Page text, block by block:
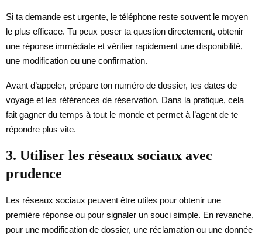
Si ta demande est urgente, le téléphone reste souvent le moyen
le plus efficace. Tu peux poser ta question directement, obtenir
une réponse immédiate et vérifier rapidement une disponibilité,
une modification ou une confirmation.
Avant d’appeler, prépare ton numéro de dossier, tes dates de
voyage et les références de réservation. Dans la pratique, cela
fait gagner du temps à tout le monde et permet à l’agent de te
répondre plus vite.
3. Utiliser les réseaux sociaux avec
prudence
Les réseaux sociaux peuvent être utiles pour obtenir une
première réponse ou pour signaler un souci simple. En revanche,
pour une modification de dossier, une réclamation ou une donnée